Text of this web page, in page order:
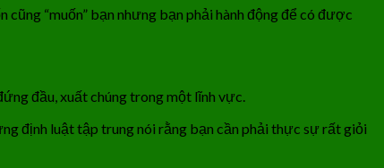
“muốn” bạn nhưng bạn phải hành động để có được
đầu, xuất chúng trong một lĩnh vực.
định luật tập trung nói rằng bạn cần phải thực sự rất giỏi